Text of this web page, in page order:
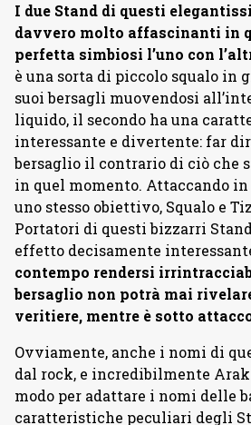
I due Stand di questi
davvero molto affascinanti in
perfetta simbiosi l’uno con
è una sorta di piccolo squalo in
suoi bersagli muovendosi
liquido, il secondo ha una
interessante e divertente: far
bersaglio il contrario di ciò che
in quel momento. Attaccando
uno stesso obiettivo, Squalo e
Portatori di questi bizzarri
effetto decisamente
contempo rendersi
bersaglio non potrà mai
veritiere, mentre è sotto
Ovviamente, anche i nomi di
dal rock, e incredibilmente
modo per adattare i nomi delle
caratteristiche peculiari degli